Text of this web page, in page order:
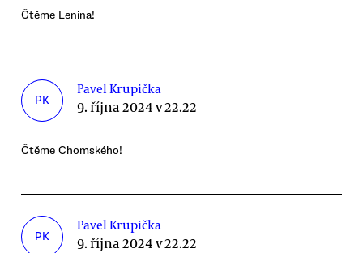
Čtěme Lenina!
PK
Pavel Krupička
9. října 2024 v 22.22
Čtěme Chomského!
PK
Pavel Krupička
9. října 2024 v 22.22